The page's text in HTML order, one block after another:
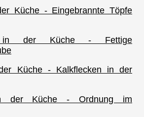
Küche - Eingebrannte Töpfe
in der Küche - Fettige
Küche - Kalkflecken in der
der Küche - Ordnung im